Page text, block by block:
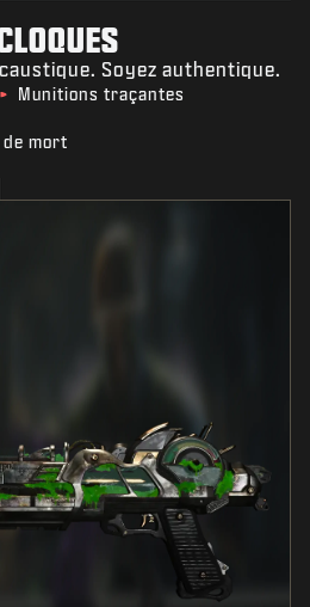
Soyez authentique.
Munitions traçantes
de mort